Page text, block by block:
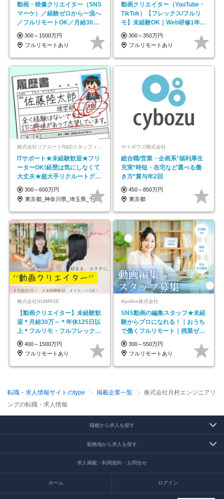
動画・映像クリエイター（SNS
マーケ）／経験ゼロから一流へ
／フルリモートOK／月給30万
円～／年休130日以上
300～1500万円
フルリモートあり
動画クリエイター（YouTube・
TikTok）【フレックス/フルリ
モ】未経験OK｜Web研修1年間
｜副業OK
300～350万円
フルリモートあり
株式会社リクルートR&Dスタッフィング【リクルートグループ】
ITサポート★未経験歓迎★フリ
ーターOK!経歴は気にしなくて
大丈夫★超大手リクルートグル
ープの正社員/sg
300～600万円
東京都_神奈川県_埼玉県_千葉県_大阪府…
サイボウズ株式会社
総合職/営業・企画系*福利厚生
充実*時短・在宅など選べる働
き方*賞与年2回
450～850万円
東京都
株式会社SUNRISE
【動画クリエイター】未経験歓
迎＊月給30万～＊年休125日以
上＊フルリモ・フルフレックス
◆10名の採用が決定◆
400～1500万円
フルリモートあり
Apollon株式会社
SNS動画の編集スタッフ★未経
験からプロになれる！｜おうち
で働くフルリモート｜残業ゼロ
で18時退勤◎
300～550万円
フルリモートあり
転職・求人情報サイトのtype 掲載企業一覧
株式会社月村エンジニアリ
ングの転職・求人情報
職種から求人を探す
勤務地から求人を探す
求人掲載・利用規約・お問合せ
ホーム ログイン